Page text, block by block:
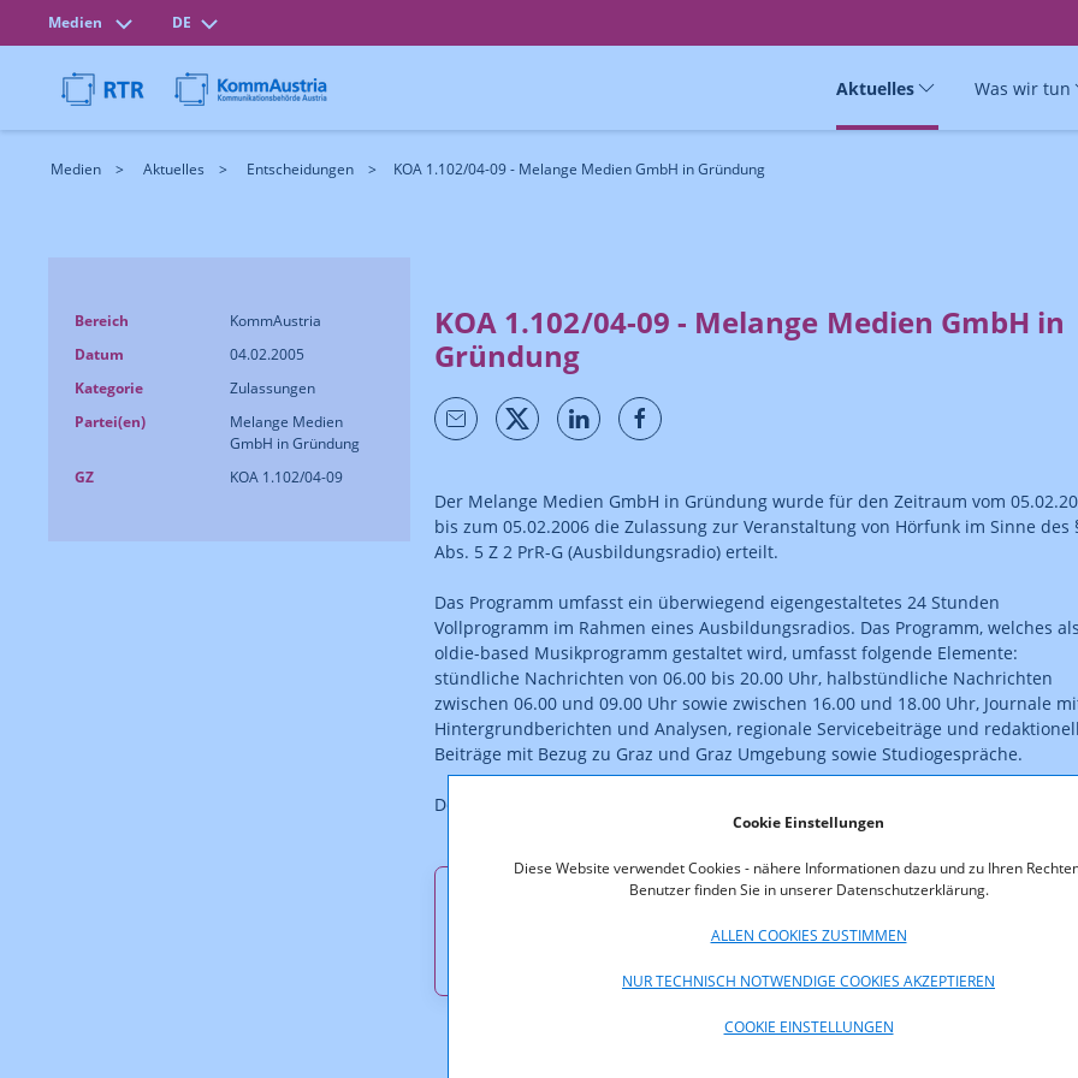
Cookie Einstellungen
Diese Website verwendet Cookies - nähere Informationen dazu und zu Ihren
Benutzer finden Sie in unserer Datenschutzerklärung.
ALLEN COOKIES ZUSTIMMEN
NUR TECHNISCH NOTWENDIGE COOKIES AKZEPTIEREN
COOKIE EINSTELLUNGEN
Medien DE
Aktuelles Was wir tun
Medien Aktuelles Entscheidungen KOA 1.102/04-09 - Melange Medien GmbH in Gründung
Bereich
KommAustria
Datum
04.02.2005
Kategorie
Zulassungen
Partei(en)
Melange Medien
GmbH in Gründung
GZ
KOA 1.102/04-09
KOA 1.102/04-09 - Melange Medien GmbH in
Gründung
Der Melange Medien GmbH in Gründung wurde für den Zeitraum vom
bis zum 05.02.2006 die Zulassung zur Veranstaltung von Hörfunk im Sinne des
Abs. 5 Z 2 PrR-G (Ausbildungsradio) erteilt.
Das Programm umfasst ein überwiegend eigengestaltetes 24 Stunden
Vollprogramm im Rahmen eines Ausbildungsradios. Das Programm, welches als
oldie-based Musikprogramm gestaltet wird, umfasst folgende Elemente:
stündliche Nachrichten von 06.00 bis 20.00 Uhr, halbstündliche Nachrichten
zwischen 06.00 und 09.00 Uhr sowie zwischen 16.00 und 18.00 Uhr, Journale
Hintergrundberichten und Analysen, regionale Servicebeiträge und
Beiträge mit Bezug zu Graz und Graz Umgebung sowie Studiogespräche.
Der Bescheid ist rechtskräftig.